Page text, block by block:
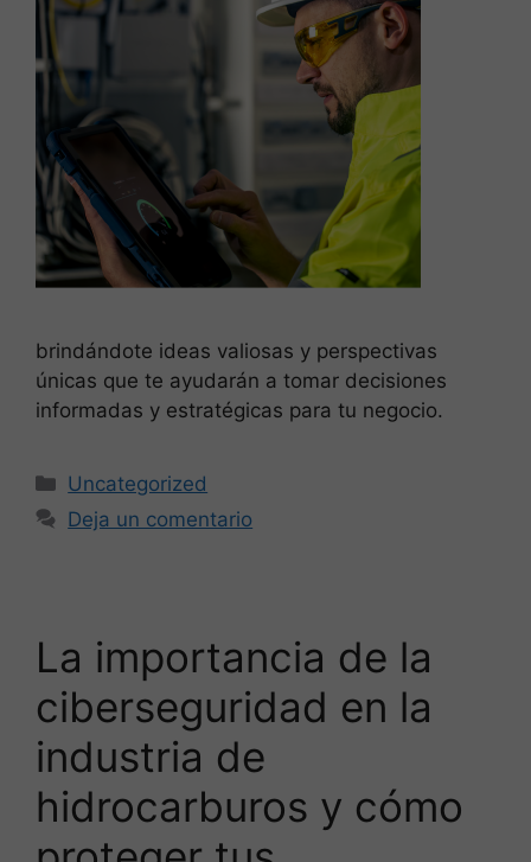
brindándote ideas valiosas y perspectivas
únicas que te ayudarán a tomar decisiones
informadas y estratégicas para tu negocio.
Uncategorized
Deja un comentario
La importancia de la
ciberseguridad en la
industria de
hidrocarburos y cómo